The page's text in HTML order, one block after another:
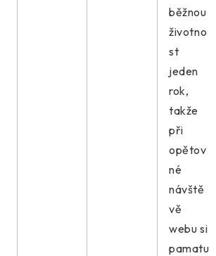
běžnou
životno
st
jeden
rok,
takže
při
opětov
né
návště
vě
webu si
pamatu